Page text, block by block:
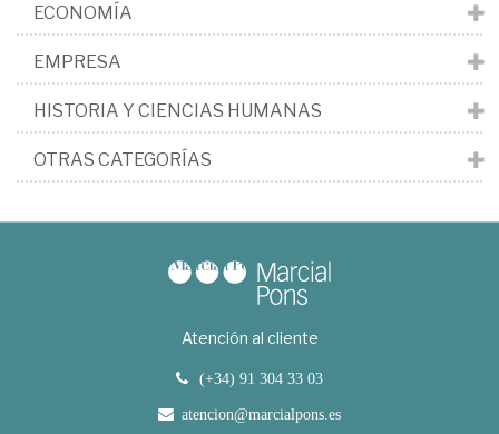
ECONOMÍA
EMPRESA
HISTORIA Y CIENCIAS HUMANAS
OTRAS CATEGORÍAS
Atención al cliente
(+34) 91 304 33 03
atencion@marcialpons.es